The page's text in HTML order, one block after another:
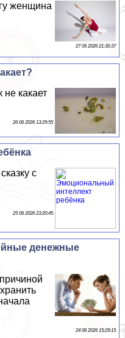
женщина
27 06 2026 21:30:37
не какает
26 06 2026 13:29:55
с
25 06 2026 23:20:45
денежные
24 06 2026 15:29:15